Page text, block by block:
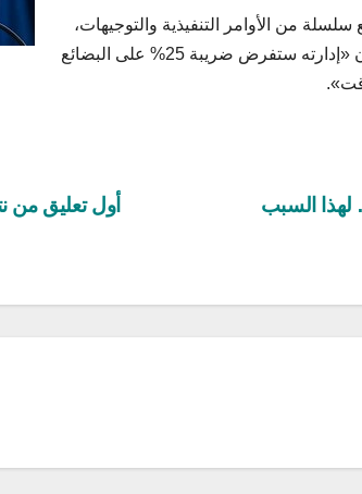
من الأوامر التنفيذية والتوجيهات،
في المكتب البيضاوي، الاثنين، إن «إدارته ستفرض ضريبة 25% على البضائع
أول تعليق من
السبب